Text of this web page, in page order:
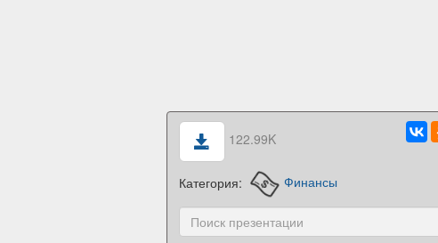
122.99K
Категория: Финансы